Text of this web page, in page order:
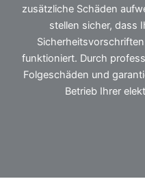
zusätzliche Schäden
stellen sicher, dass
funktioniert. Durch
Folgeschäden und
Betrieb Ihrer